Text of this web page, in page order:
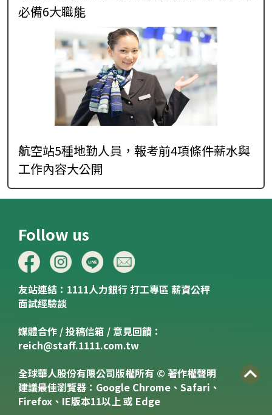
必備6大職能
航空站5種地勤人員，報考前4項條件薪水與
工作內容大公開
Follow us
友站連結： 1111人力銀行 打工專區 薪資公秤
面試經驗談
媒體合作 / 投稿信箱 / 意見回饋：
reich@staff.1111.com.tw
全球華人股份有限公司版權所有 © 著作權聲明
建議最佳瀏覽器：Google Chrome、Safari、
Firefox、IE版本11以上 或 Edge